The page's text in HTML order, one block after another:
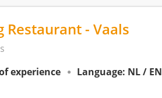
- Vaals
experience Language: NL / EN